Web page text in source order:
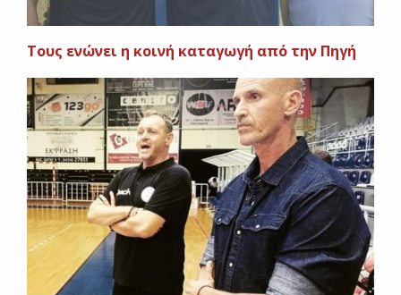
Τους ενώνει η κοινή καταγωγή από την Πηγή